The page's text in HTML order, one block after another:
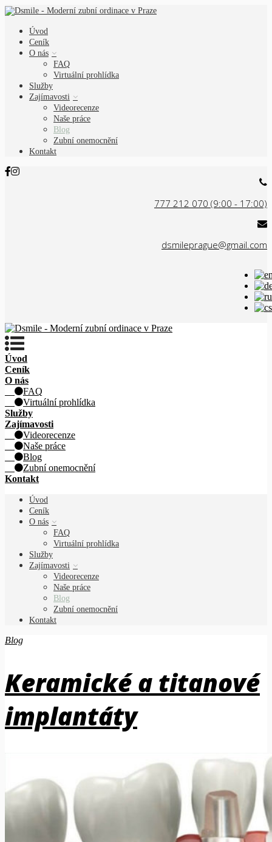
Úvod
Ceník
O nás
FAQ
Virtuální prohlídka
Služby
Zajímavosti
Videorecenze
Naše práce
Blog
Zubní onemocnění
Kontakt
777 212 070 (9:00 - 17:00)
dsmileprague@gmail.com
Úvod
Ceník
O nás
FAQ
Virtuální prohlídka
Služby
Zajímavosti
Videorecenze
Naše práce
Blog
Zubní onemocnění
Kontakt
Úvod
Ceník
O nás
FAQ
Virtuální prohlídka
Služby
Zajímavosti
Videorecenze
Naše práce
Blog
Zubní onemocnění
Kontakt
Blog
Keramické a titanové
implantáty